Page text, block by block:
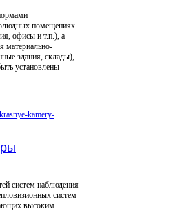
помещениях
офисы и т.п.), а
материально-
здания, склады),
установлены
систем наблюдения
систем
высоким